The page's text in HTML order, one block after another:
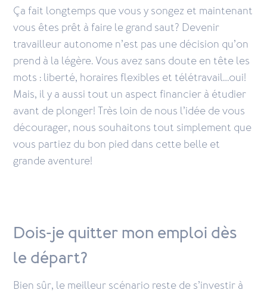
Ça fait longtemps que vous y songez et maintenant
vous êtes prêt à faire le grand saut? Devenir
travailleur autonome n’est pas une décision qu’on
prend à la légère. Vous avez sans doute en tête les
mots : liberté, horaires flexibles et télétravail…oui!
Mais, il y a aussi tout un aspect financier à étudier
avant de plonger! Très loin de nous l’idée de vous
décourager, nous souhaitons tout simplement que
vous partiez du bon pied dans cette belle et
grande aventure!
Dois-je quitter mon emploi dès
le départ?
Bien sûr, le meilleur scénario reste de s’investir à